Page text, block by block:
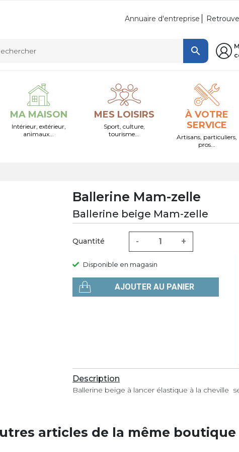
Annuaire d'entreprise

MA MAISON
Intérieur, extérieur,
animaux...
MES LOISIRS
Sport, culture,
tourisme...
À VOTRE
SERVICE
Artisans, particuliers,
pros...
Ballerine Mam-zelle
Ballerine beige Mam-zelle
Quantité - +
Disponible en magasin
AJOUTER AU PANIER
Description
Ballerine beige à lancer élastique à la cheville
articles de la même boutique